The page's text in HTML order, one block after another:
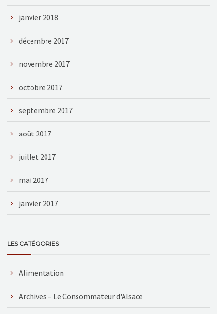
janvier 2018
décembre 2017
novembre 2017
octobre 2017
septembre 2017
août 2017
juillet 2017
mai 2017
janvier 2017
LES CATÉGORIES
Alimentation
Archives – Le Consommateur d'Alsace